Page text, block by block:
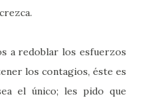
a redoblar los esfuerzos
los contagios, éste es
el único; les pido que